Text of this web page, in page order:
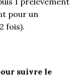
pour un
fois).
suivre le